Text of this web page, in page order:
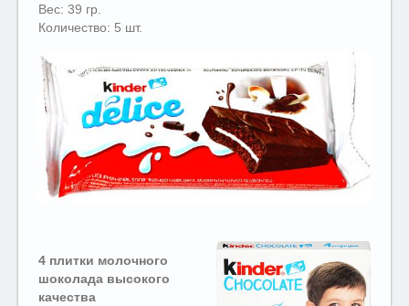
Вес: 39 гр.
Количество: 5 шт.
4 плитки молочного
шоколада высокого
качества